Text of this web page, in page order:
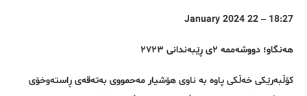
18:27 – 22 January 2024
هەنگاو؛ دووشەممە ٢ی ڕێبەندانی ٢٧٢٣
کۆڵبەرێکی خەڵکی پاوە بە ناوی هۆشیار مەحمووی بەتەقەی ڕاستەوخۆی